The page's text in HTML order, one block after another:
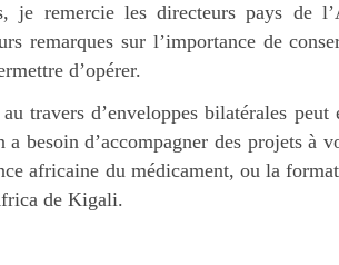
je remercie les directeurs pays de
remarques sur l’importance de
d’opérer.
au travers d’enveloppes bilatérales
a besoin d’accompagner des projets à
africaine du médicament, ou la
de Kigali.